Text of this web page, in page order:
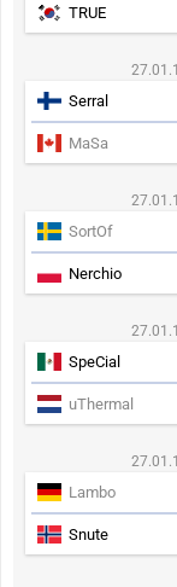
TRUE
Serral
MaSa
SortOf
Nerchio
SpeCial
uThermal
Lambo
Snute